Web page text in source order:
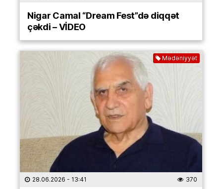
Nigar Camal “Dream Fest”də diqqət
çəkdi – VİDEO
Mədəniyyət
28.06.2026 - 13:41 370